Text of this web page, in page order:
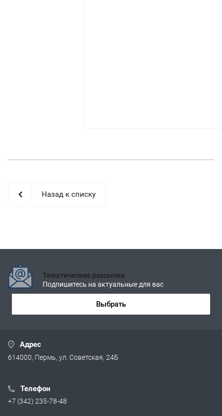
Назад к списку
Тематические рассылки
Подпишитесь на актуальные для вас
Выбрать
Адрес
614000, Пермь, ул. Советская, 24Б
Телефон
+7 (342) 235-78-48